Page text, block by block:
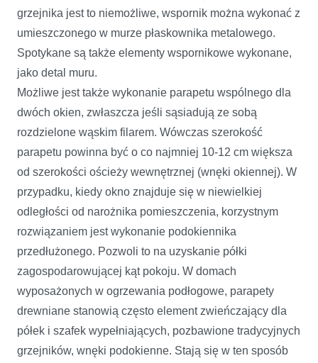
grzejnika jest to niemożliwe, wspornik można wykonać z
umieszczonego w murze płaskownika metalowego.
Spotykane są także elementy wspornikowe wykonane,
jako detal muru.
Możliwe jest także wykonanie parapetu wspólnego dla
dwóch okien, zwłaszcza jeśli sąsiadują ze sobą
rozdzielone wąskim filarem. Wówczas szerokość
parapetu powinna być o co najmniej 10-12 cm większa
od szerokości ościeży wewnętrznej (wnęki okiennej). W
przypadku, kiedy okno znajduje się w niewielkiej
odległości od narożnika pomieszczenia, korzystnym
rozwiązaniem jest wykonanie podokiennika
przedłużonego. Pozwoli to na uzyskanie półki
zagospodarowującej kąt pokoju. W domach
wyposażonych w ogrzewania podłogowe, parapety
drewniane stanowią często element zwieńczający dla
półek i szafek wypełniających, pozbawione tradycyjnych
grzejników, wnęki podokienne. Stają się w ten sposób